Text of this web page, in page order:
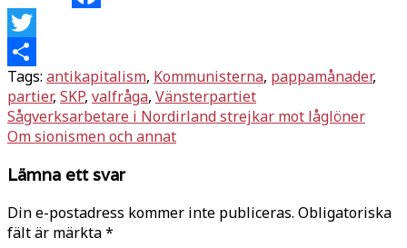
Facebook
Twitter
Dela
Tags: antikapitalism, Kommunisterna, pappamånader,
partier, SKP, valfråga, Vänsterpartiet
Inläggsnavigering
Sågverksarbetare i Nordirland strejkar mot låglöner
Om sionismen och annat
Lämna ett svar
Din e-postadress kommer inte publiceras. Obligatoriska
fält är märkta*